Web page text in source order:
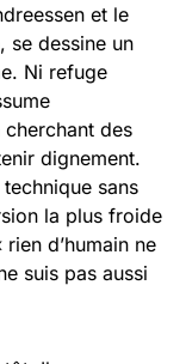
et le
se dessine un
Ni refuge
cherchant des
dignement.
sans
la plus froide
d’humain ne
suis pas aussi